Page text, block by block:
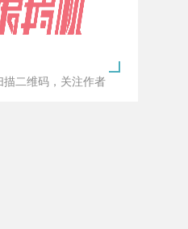
描二维码，关注作者